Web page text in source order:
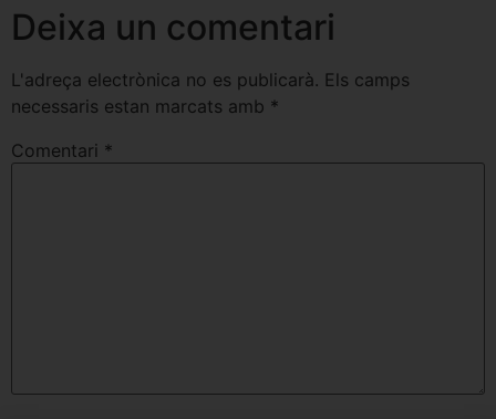
Deixa un comentari
L'adreça electrònica no es publicarà. Els camps
necessaris estan marcats amb *
Comentari *